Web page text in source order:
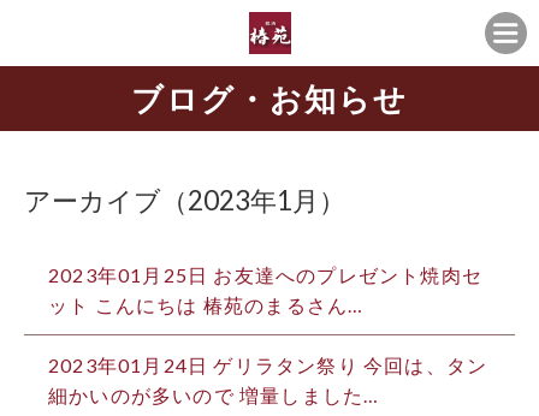
ブログ・お知らせ
アーカイブ（2023年1月）
2023年01月25日 お友達へのプレゼント焼肉セ
ット こんにちは️ 椿苑のまるさん…
2023年01月24日 ゲリラタン祭り 今回は、タン
細かいのが多いので 増量しました…